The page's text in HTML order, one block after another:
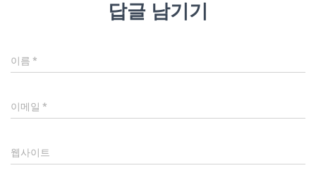
답글 남기기
이름 *
이메일 *
웹사이트